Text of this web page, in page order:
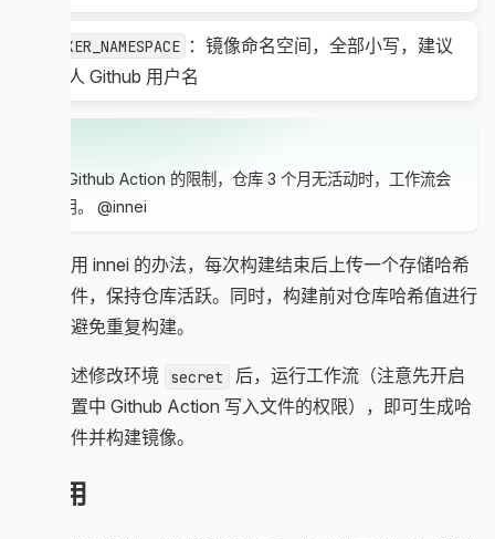
    outputs:
hash_content: ${{
      - name: Read HASH_FILE content
        id: read_hash
        run: |
echo "hash_content=$content" >>
  check:
    name: Check Should Rebuild
    runs-on: ubuntu-latest
    outputs:
canceled: ${{
    steps:
      - uses: actions/checkout@v4
          repository: innei-dev/shiroi
          token: ${{ secrets.GH_PAT }}
DOCKER_NAMESPACE ：镜像命名空间，全部小写，建议
用个人 Github 用户名
由于 Github Action 的限制，仓库 3 个月无活动时，工作流会
被禁用。 @innei
我们采用 innei 的办法，每次构建结束后上传一个存储哈希
值的文件，保持仓库活跃。同时，构建前对仓库哈希值进行
对比，避免重复构建。
参考上述修改环境 secret
后，运行工作流（注意先开启
仓库设置中 Github Action 写入文件的权限），即可生成哈
希值文件并构建镜像。
使用